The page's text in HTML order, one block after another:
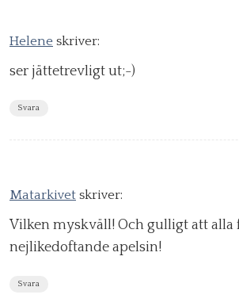
Helene skriver:
ser jättetrevligt ut;-)
Svara
Matarkivet skriver:
Vilken myskväll! Och gulligt att alla
nejlikedoftande apelsin!
Svara